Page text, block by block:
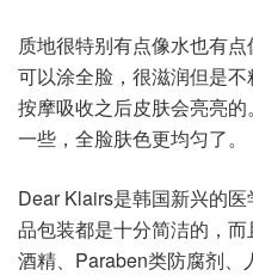
质地很特别有点像水也有
可以涂全脸，很滋润但是
按摩吸收之后皮肤会亮亮
一些，全脸肤色更均匀了。
Dear Klairs是韩国新兴的
品包装都是十分简洁的，
酒精、Paraben类防腐剂